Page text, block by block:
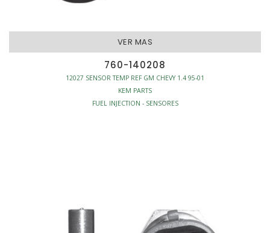
VER MAS
760-140208
12027 SENSOR TEMP REF GM CHEVY 1.4 95-01
KEM PARTS
FUEL INJECTION - SENSORES